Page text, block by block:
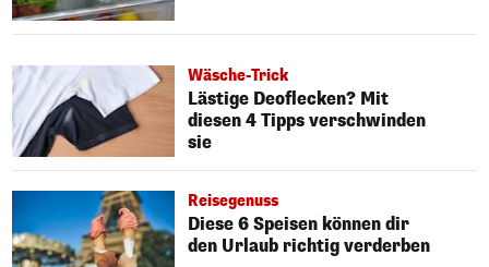
Wäsche-Trick
Lästige Deoflecken? Mit
diesen 4 Tipps verschwinden
sie
Reisegenuss
Diese 6 Speisen können dir
den Urlaub richtig verderben